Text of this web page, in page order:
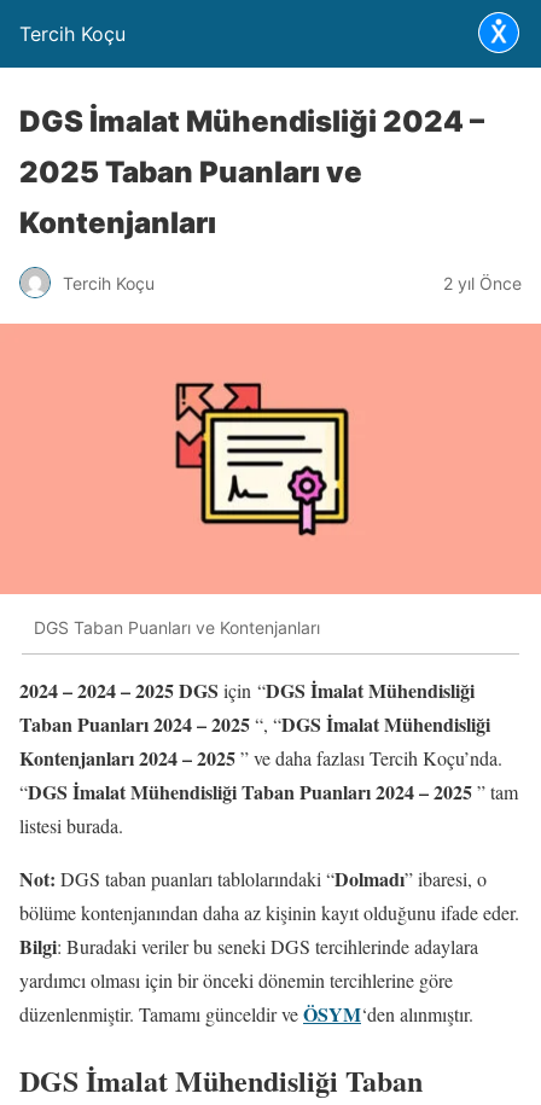
Tercih Koçu
DGS İmalat Mühendisliği 2024 –
2025 Taban Puanları ve
Kontenjanları
Tercih Koçu 2 yıl Önce
DGS Taban Puanları ve Kontenjanları
2024 – 2024 – 2025DGS için “DGS İmalat Mühendisliği
Taban Puanları 2024 – 2025“, “DGS İmalat Mühendisliği
Kontenjanları 2024 – 2025” ve daha fazlası Tercih Koçu’nda.
“DGS İmalat Mühendisliği Taban Puanları 2024 – 2025” tam
listesi burada.
Not: DGS taban puanları tablolarındaki “Dolmadı” ibaresi, o
bölüme kontenjanından daha az kişinin kayıt olduğunu ifade eder.
Bilgi: Buradaki veriler bu seneki DGS tercihlerinde adaylara
yardımcı olması için bir önceki dönemin tercihlerine göre
düzenlenmiştir. Tamamı günceldir veÖSYM‘den alınmıştır.
DGS İmalat Mühendisliği Taban